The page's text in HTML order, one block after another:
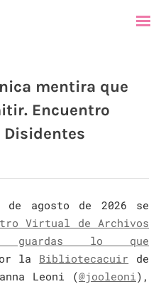
mentira que
Encuentro
de agosto de 2026 se
Virtual de Archivos
guardas lo que
la Bibliotecacuir de
Leoni (@jooleoni),